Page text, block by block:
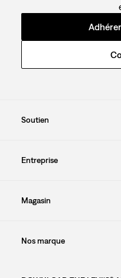
Soutien
Entreprise
Magasin
Nos marque